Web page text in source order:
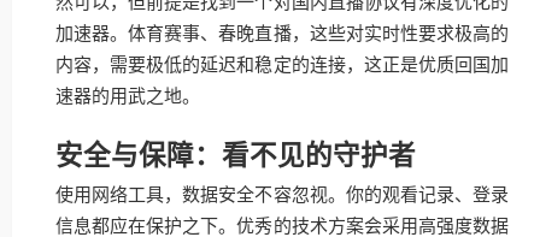
加速器。体育赛事、春晚直播，这些对实时性要求极高的
内容，需要极低的延迟和稳定的连接，这正是优质回国加
速器的用武之地。
安全与保障：看不见的守护者
使用网络工具，数据安全不容忽视。你的观看记录、登录
信息都应在保护之下。优秀的技术方案会采用高强度数据